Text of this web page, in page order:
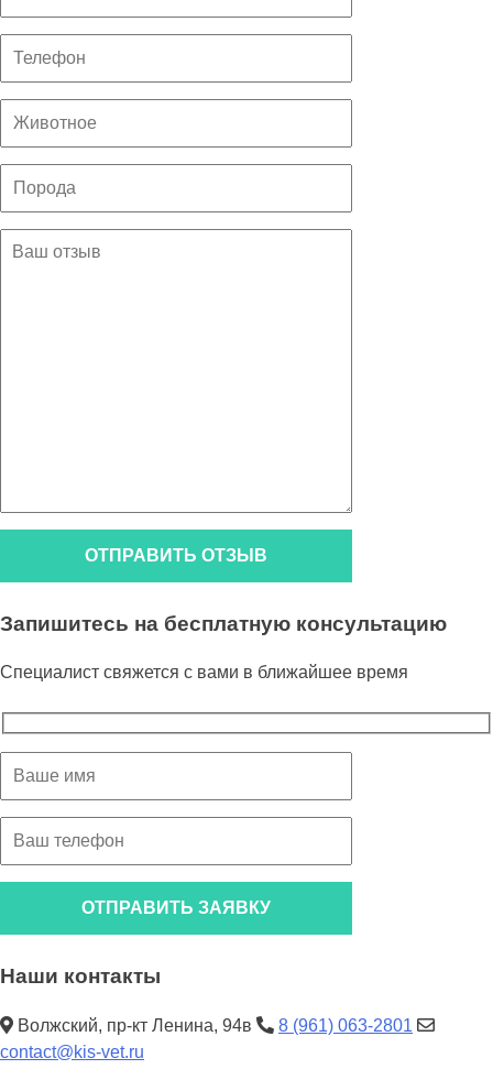
Запишитесь на бесплатную консультацию
Специалист свяжется с вами в ближайшее время
Наши контакты
Волжский, пр-кт Ленина, 94в
8 (961) 063-2801
contact@kis-vet.ru